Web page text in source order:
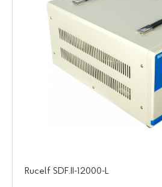
Rucelf SDF.II-12000-L